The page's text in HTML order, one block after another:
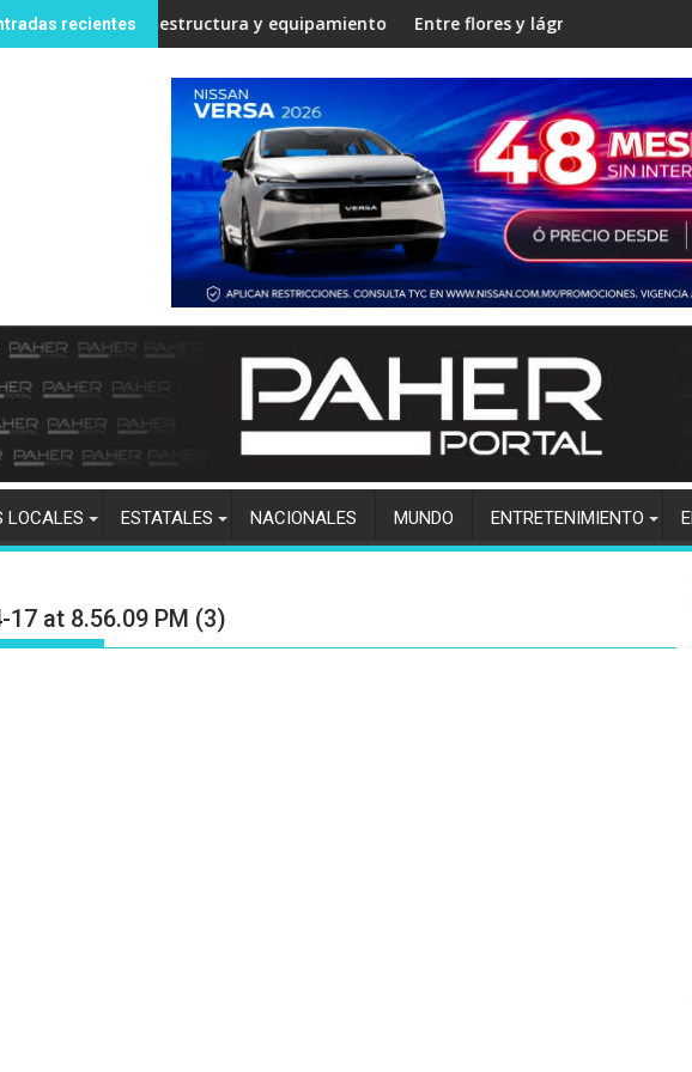
recientes
sede de la UPES en Angostura
y equipamiento en la Unidad Regional Centro Norte rumbo al ciclo
Entre flores y lágrimas, familiares y amigos
LOCALES ESTATALES NACIONALES MUNDO ENTRETENIMIENTO
at 8.56.09 PM (3)